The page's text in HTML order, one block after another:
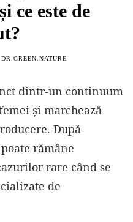
ce este de
DR.GREEN.NATURE
dintr-un continuum
și marchează
După
rămâne
rare când se
de